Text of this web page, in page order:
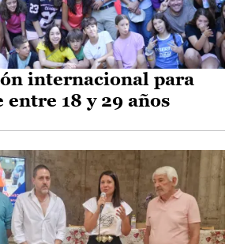
internacional para
entre 18 y 29 años